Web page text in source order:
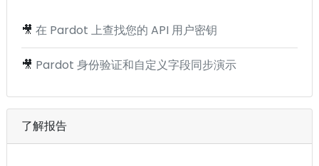
🎥 在 Pardot 上查找您的 API 用户密钥
🎥 Pardot 身份验证和自定义字段同步演示
了解报告